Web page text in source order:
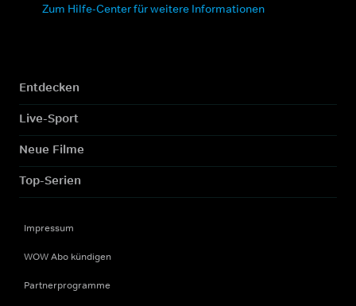
Zum Hilfe-Center für weitere Informationen
Entdecken
Live-Sport
Neue Filme
Top-Serien
Impressum
WOW Abo kündigen
Partnerprogramme